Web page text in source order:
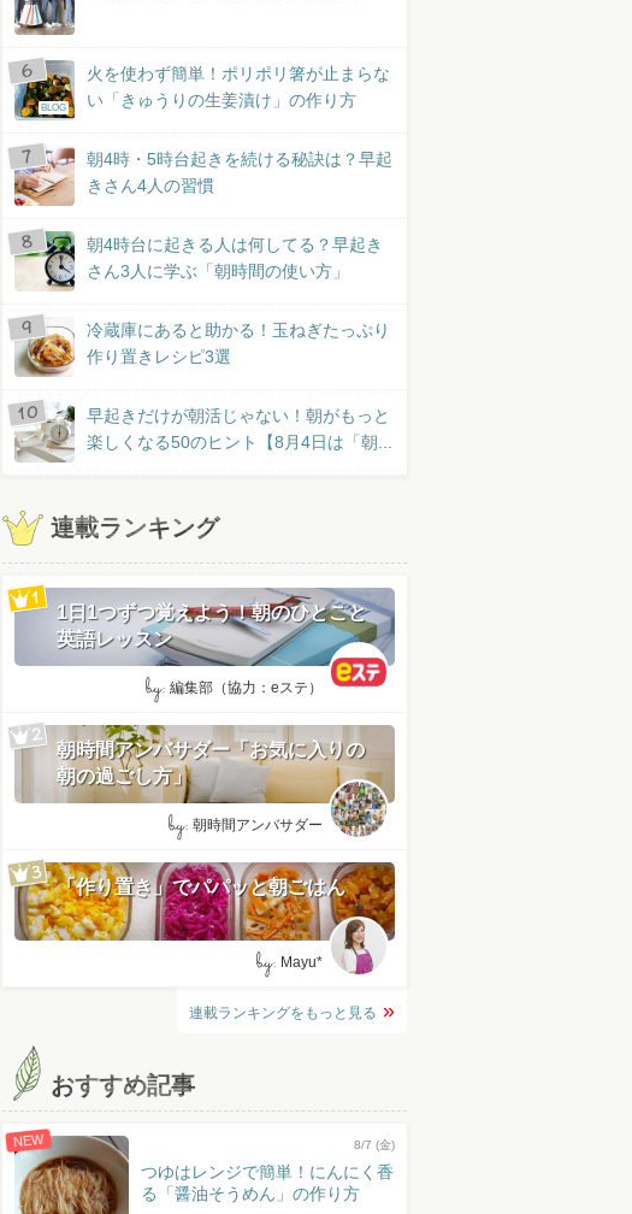
BLOG
火を使わず簡単！ポリポリ箸が止まらな
い「きゅうりの生姜漬け」の作り方
朝4時・5時台起きを続ける秘訣は？早起
きさん4人の習慣
朝4時台に起きる人は何してる？早起き
さん3人に学ぶ「朝時間の使い方」
冷蔵庫にあると助かる！玉ねぎたっぷり
作り置きレシピ3選
早起きだけが朝活じゃない！朝がもっと
楽しくなる50のヒント【8月4日は「朝...
連載ランキング
1日1つずつ覚えよう！朝のひとこと
英語レッスン
by: 編集部（協力：eステ）
朝時間アンバサダー「お気に入りの
朝の過ごし方」
by: 朝時間アンバサダー
「作り置き」でパパッと朝ごはん
by: Mayu*
連載ランキングをもっと見る
おすすめ記事
NEW 8/7 (金)
つゆはレンジで簡単！にんにく香
る「醤油そうめん」の作り方